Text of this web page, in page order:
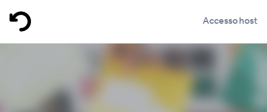
Accesso host